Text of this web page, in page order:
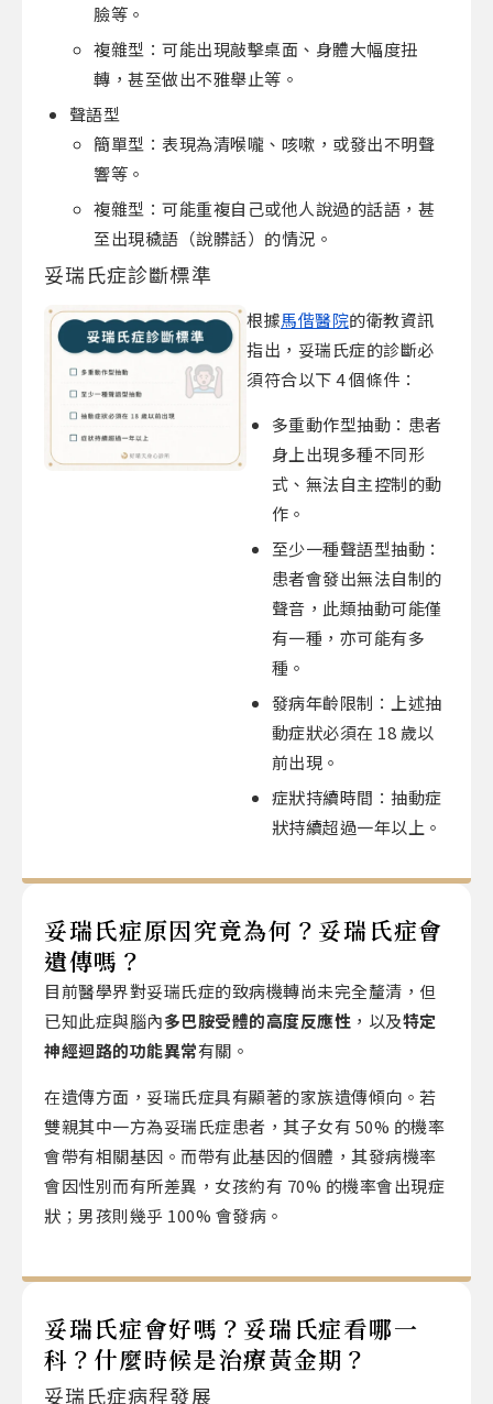
臉等。
複雜型：可能出現敲擊桌面、身體大幅度扭
轉，甚至做出不雅舉止等。
聲語型
簡單型：表現為清喉嚨、咳嗽，或發出不明聲
響等。
複雜型：可能重複自己或他人說過的話語，甚
至出現穢語（說髒話）的情況。
妥瑞氏症診斷標準
根據馬偕醫院的衛教資訊
指出，妥瑞氏症的診斷必
須符合以下 4 個條件：
多重動作型抽動：患者
身上出現多種不同形
式、無法自主控制的動
作。
至少一種聲語型抽動：
患者會發出無法自制的
聲音，此類抽動可能僅
有一種，亦可能有多
種。
發病年齡限制：上述抽
動症狀必須在 18 歲以
前出現。
症狀持續時間：抽動症
狀持續超過一年以上。
妥瑞氏症原因究竟為何？妥瑞氏症會
遺傳嗎？
目前醫學界對妥瑞氏症的致病機轉尚未完全釐清，但
已知此症與腦內多巴胺受體的高度反應性 ，以及特定
神經迴路的功能異常有關。
在遺傳方面，妥瑞氏症具有顯著的家族遺傳傾向。若
雙親其中一方為妥瑞氏症患者，其子女有 50% 的機率
會帶有相關基因。而帶有此基因的個體，其發病機率
會因性別而有所差異，女孩約有 70% 的機率會出現症
狀；男孩則幾乎 100% 會發病。
妥瑞氏症會好嗎？妥瑞氏症看哪一
科？什麼時候是治療黃金期？
妥瑞氏症病程發展